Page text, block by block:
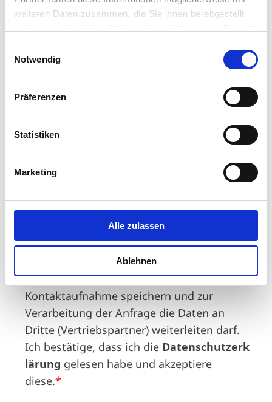
weiteren Daten zusammen, die Sie ihnen bereitgestellt
Vollständige Datenschutzerklärung anzeigen
Notwendig
Präferenzen
Statistiken
Marketing
Alle zulassen
Ablehnen
Meine Nachricht
Meine Nachricht
International GmbH (AIR-COND) meine
personenbezogenen Daten, insbesondere
Name, Anrede, Anschrift, Telefonnummer
und E-Mail zum Zwecke der Verwaltung und
Bearbeitung meiner Anfrage und zur
Kontaktaufnahme speichern und zur
Verarbeitung der Anfrage die Daten an
Dritte (Vertriebspartner) weiterleiten darf.
Ich bestätige, dass ich die Datenschutzerk
lärung gelesen habe und akzeptiere
diese.*